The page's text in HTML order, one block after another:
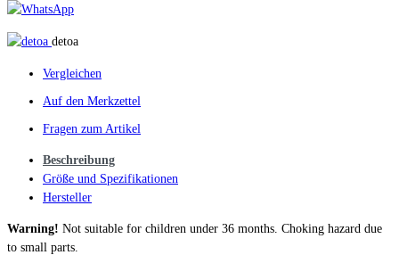
detoa
Vergleichen
Auf den Merkzettel
Fragen zum Artikel
Beschreibung
Größe und Spezifikationen
Hersteller
Warning! Not suitable for children under 36 months. Choking hazard due
to small parts.